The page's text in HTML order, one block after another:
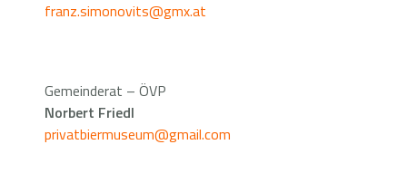
franz.simonovits@gmx.at
Gemeinderat – ÖVP
Norbert Friedl
privatbiermuseum@gmail.com